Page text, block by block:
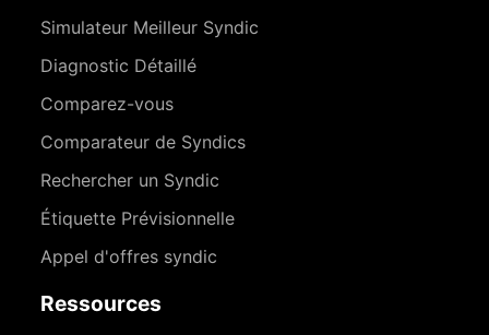
Simulateur Meilleur Syndic
Diagnostic Détaillé
Comparez-vous
Comparateur de Syndics
Rechercher un Syndic
Étiquette Prévisionnelle
Appel d'offres syndic
Ressources